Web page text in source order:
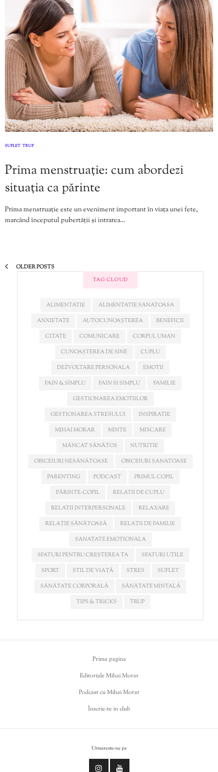
SUFLET TRUP
Prima menstruație: cum abordezi
situația ca părinte
Prima menstruație este un eveniment important în viața unei fete,
marcând începutul pubertății și intrarea…
OLDER POSTS
TAG CLOUD
ALIMENTATIE
ALIMENTATIE SANATOASA
ANXIETATE
AUTOCUNOAȘTEREA
BENEFICII
CITATE
COMUNICARE
CORPUL UMAN
CUNOAȘTEREA DE SINE
CUPLU
DEZVOLTARE PERSONALA
EMOTII
FAIN & SIMPLU
FAIN SI SIMPLU
FAMILIE
GESTIONAREA EMOTIILOR
GESTIONAREA STRESULUI
INSPIRATIE
MIHAI MORAR
MINTE
MISCARE
MÂNCAT SĂNĂTOS
NUTRITIE
OBICEIURI NESĂNĂTOASE
OBICEIURI SANATOASE
PARENTING
PODCAST
PRIMUL COPIL
PĂRINTE-COPIL
RELATII DE CUPLU
RELATII INTERPERSONALE
RELAXARE
RELAȚIE SĂNĂTOASĂ
RELAȚII DE FAMILIE
SANATATE EMOTIONALA
SFATURI PENTRU CREȘTEREA TA
SFATURI UTILE
SPORT
STIL DE VIAȚĂ STRES
SUFLET
SĂNĂTATE CORPORALĂ
SĂNĂTATE MINTALĂ
TIPS & TRICKS
TRUP
Prima pagina
Editoriale Mihai Morar
Podcast cu Mihai Morar
Înscrie-te in club
Urmareste-ne pe